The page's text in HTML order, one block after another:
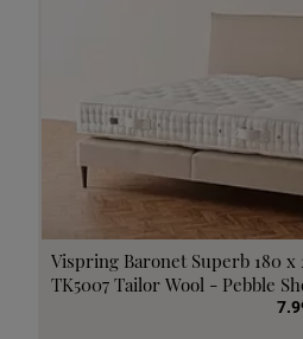
Vispring Baronet Superb 180 x
TK5007 Tailor Wool - Pebble